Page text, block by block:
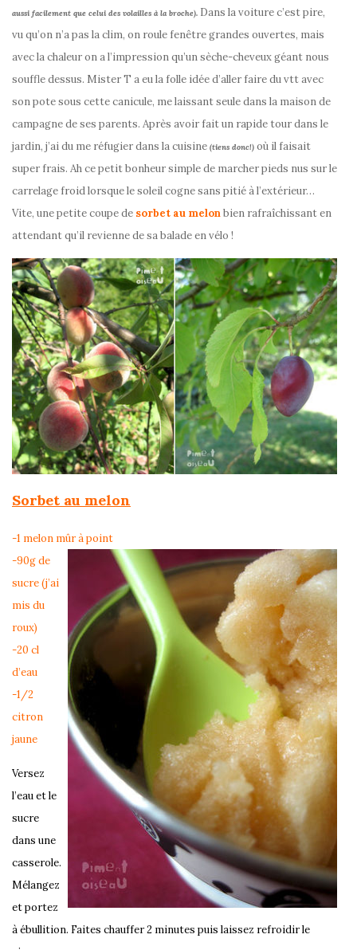
aussi facilement que celui des volailles à la broche). Dans la voiture c’est pire,
vu qu’on n’a pas la clim, on roule fenêtre grandes ouvertes, mais
avec la chaleur on a l’impression qu’un sèche-cheveux géant nous
souffle dessus. Mister T a eu la folle idée d’aller faire du vttavec
son potesous cette canicule, me laissant seule dans la maison de
campagne de ses parents. Après avoir fait un rapide tour dans le
jardin, j’ai du me réfugier dans la cuisine (tiens donc!) où il faisait
super frais. Ah ce petit bonheur simple de marcher pieds nus sur le
carrelage froid lorsque le soleil cogne sans pitié à l’extérieur…
Vite, une petite coupe de sorbet au melonbien rafraîchissant en
attendant qu’il revienne de sa balade en vélo !
Sorbet au melon
-1 melon mûr à point
-90g de
sucre (j’ai
mis du
roux)
-20 cl
d’eau
-1/2
citron
jaune
Versez
l’eau et le
sucre
dans une
casserole.
Mélangez
et portez
à ébullition. Faites chauffer 2 minutes puis laissez refroidir le